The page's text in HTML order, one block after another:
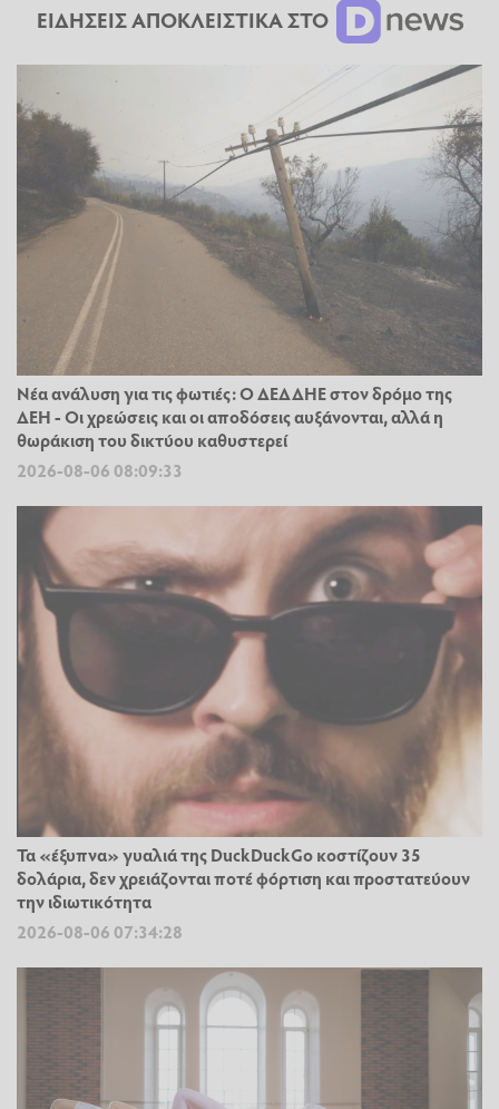
ΕΙΔΗΣΕΙΣ ΑΠΟΚΛΕΙΣΤΙΚΑ ΣΤΟ
Νέα ανάλυση για τις φωτιές: Ο ΔΕΔΔΗΕ στον δρόμο της
ΔΕΗ - Οι χρεώσεις και οι αποδόσεις αυξάνονται, αλλά η
θωράκιση του δικτύου καθυστερεί
2026-08-06 08:09:33
Τα «έξυπνα» γυαλιά της DuckDuckGo κοστίζουν 35
δολάρια, δεν χρειάζονται ποτέ φόρτιση και προστατεύουν
την ιδιωτικότητα
2026-08-06 07:34:28